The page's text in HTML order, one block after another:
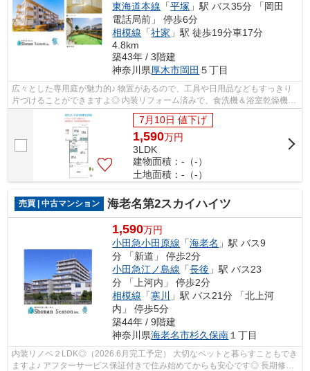
東海道本線 「平塚 」駅 バス35分 「岡田
電話局前」 停歩6分
相模線 「社家 」駅 徒歩19分車17分
4.8km
築43年 / 3階建
神奈川県厚木市岡田 ５丁目
広々とした専用庭が魅力的♪ 物置があるので、工具や日用品などもすっきり
片づけることができますよ◎ 内装リフォーム済みで、食洗機＆浴室乾燥機な
ど設備も充実！ 前面に棟がない南西向...
7月10日 値下げ
1,590万円
3LDK
建物面積：-（-）
土地面積：-（-）
売買 | 中古マンション 海老名第2スカイハイツ
1,590万円
小田急小田原線 「海老名 」駅 バス9
分 「新道」 停歩2分
小田急江ノ島線 「長後 」駅 バス23
分 「上河内」 停歩2分
相模線 「寒川
」駅 バス21分 「北上河
内」 停歩5分
築44年 / 9階建
神奈川県海老名市杉久保南 １丁目
内装リノベ２LDK◎（2026.6月完工予定） 大切なペットと暮らすこともでき
ますよ♪ アフターサービス保証付きで住み始めてからも安心です◎ 長期修繕